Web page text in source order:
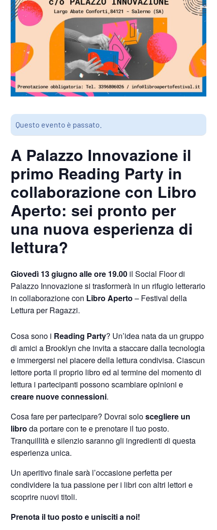
Questo evento è passato.
A Palazzo Innovazione il
primo Reading Party in
collaborazione con Libro
Aperto: sei pronto per
una nuova esperienza di
lettura?
Giovedì 13 giugno alle ore 19.00 il Social Floor di
Palazzo Innovazione si trasformerà in un rifugio letterario
in collaborazione con Libro Aperto – Festival della
Lettura per Ragazzi.
Cosa sono i Reading Party? Un’idea nata da un gruppo
di amici a Brooklyn che invita a staccare dalla tecnologia
e immergersi nel piacere della lettura condivisa. Ciascun
lettore porta il proprio libro ed al termine del momento di
lettura i partecipanti possono scambiare opinioni e
creare nuove connessioni.
Cosa fare per partecipare? Dovrai soloscegliere un
libro da portare con te e prenotare il tuo posto.
Tranquillità e silenzio saranno gli ingredienti di questa
esperienza unica.
Un aperitivo finale sarà l’occasione perfetta per
condividere la tua passione per i libri con altri lettori e
scoprire nuovi titoli.
Prenota il tuo posto e unisciti a noi!